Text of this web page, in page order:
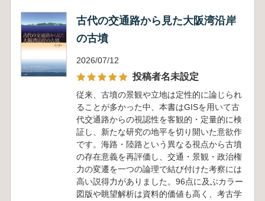
古代の交通路から見た大阪湾沿岸
の古墳
2026/07/12
投稿者名未設定
従来、古墳の景観や立地は定性的に論じられ
ることが多かった中、本書はGISを用いて古
代交通路からの視認性を客観的・定量的に検
証し、新たな研究の地平を切り開いた意欲作
です。海路・陸路という異なる視点から古墳
の存在意義を再評価し、交通・景観・政治権
力の変遷を一つの論理で結び付けた考察には
高い説得力がありました。96点に及ぶカラー
図版や眺望解析は資料的価値も高く、考古学